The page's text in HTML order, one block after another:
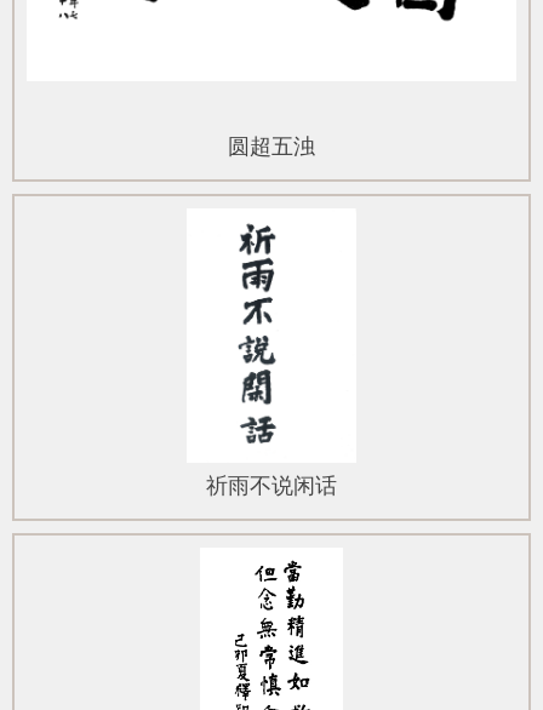
圆超五浊
祈雨不说闲话